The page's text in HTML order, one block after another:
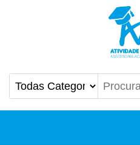
Atividade Mapa